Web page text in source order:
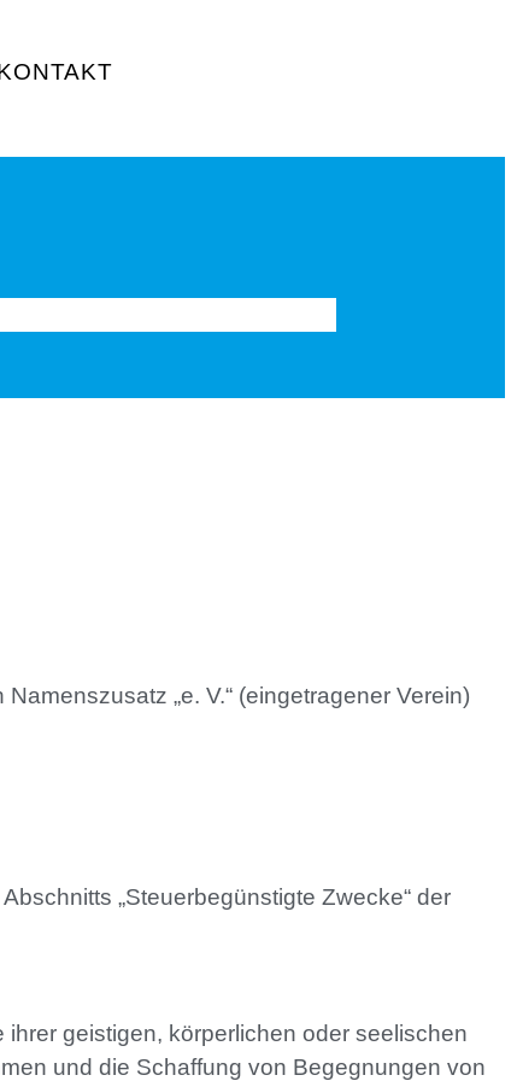
„e. V.“ (eingetragener Verein)
„Steuerbegünstigte Zwecke“ der
geistigen, körperlichen oder seelischen
und die Schaffung von Begegnungen von